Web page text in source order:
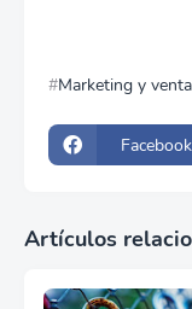
Marketing y
Facebook
Artículos